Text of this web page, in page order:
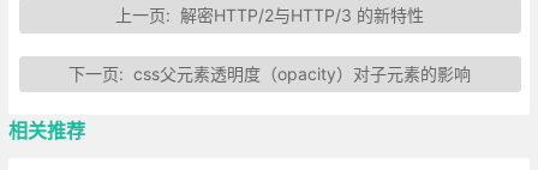
上一页:解密HTTP/2与HTTP/3 的新特性
下一页:css父元素透明度（opacity）对子元素的影响
相关推荐